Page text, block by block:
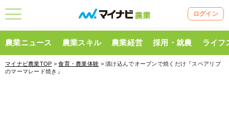
ログイン
農業ニュース 農業スキル 農業経営 採用・就農 ライフ
マイナビ農業TOP >食育・農業体験 > 漬け込んでオーブンで焼くだけ『スペアリブ
のマーマレード焼き』